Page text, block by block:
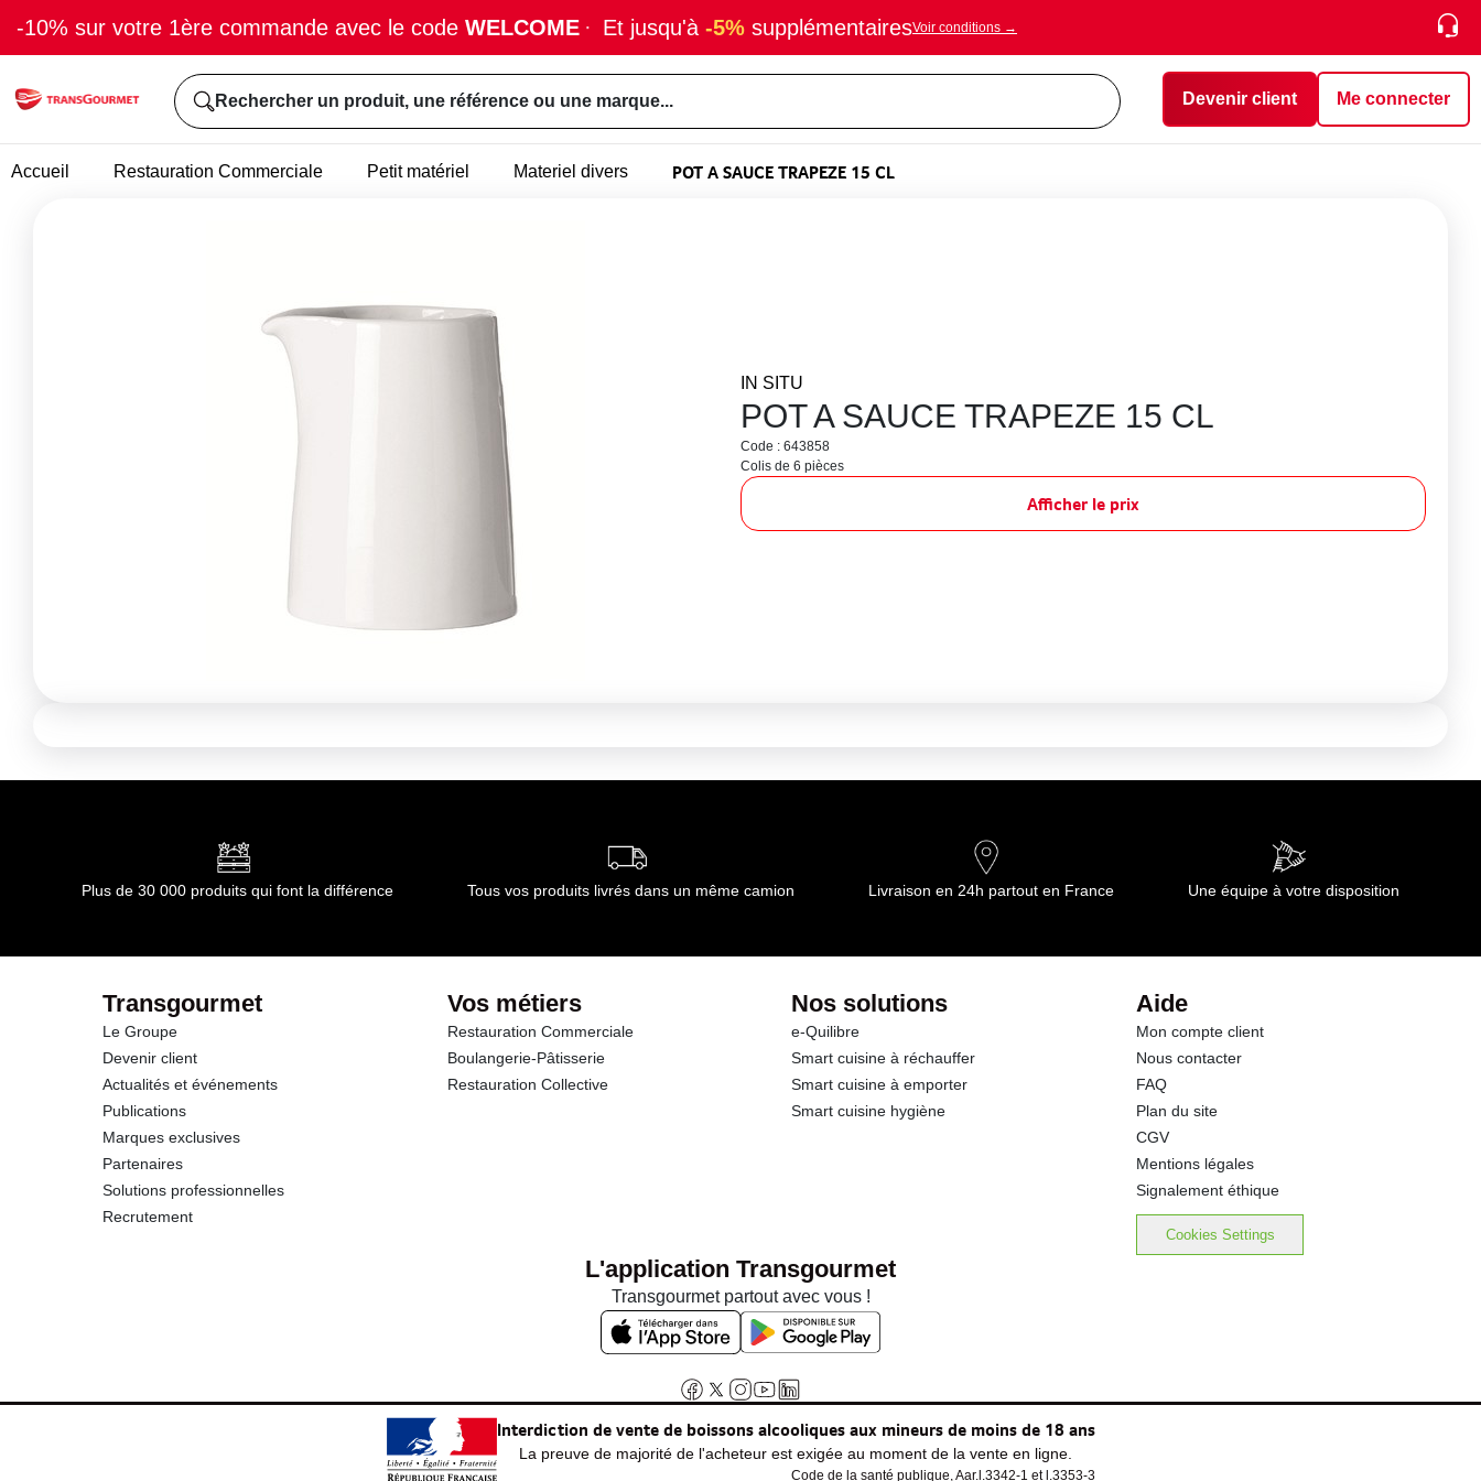
-10% sur votre 1ère commande avec le code WELCOME · Et jusqu'à -5% supplémentairesVoir conditions →
Rechercher un produit, une référence ou une marque... Devenir client Me connecter
Accueil Restauration Commerciale Petit matériel Materiel divers POT A SAUCE TRAPEZE 15 CL
IN SITU
POT A SAUCE TRAPEZE 15 CL
Code : 643858
Colis de 6 pièces
Afficher le prix
Plus de 30 000 produits qui font la différence Tous vos produits livrés dans un même camion Livraison en 24h partout en France Une équipe à votre disposition
Transgourmet
Le Groupe
Devenir client
Actualités et événements
Publications
Marques exclusives
Partenaires
Solutions professionnelles
Recrutement
Vos métiers
Restauration Commerciale
Boulangerie-Pâtisserie
Restauration Collective
Nos solutions
e-Quilibre
Smart cuisine à réchauffer
Smart cuisine à emporter
Smart cuisine hygiène
Aide
Mon compte client
Nous contacter
FAQ
Plan du site
CGV
Mentions légales
Signalement éthique
Cookies Settings
L'application Transgourmet
Transgourmet partout avec vous !
Interdiction de vente de boissons alcooliques aux mineurs de moins de 18 ans
La preuve de majorité de l'acheteur est exigée au moment de la vente en ligne.
Code de la santé publique, Aar.l.3342-1 et l.3353-3